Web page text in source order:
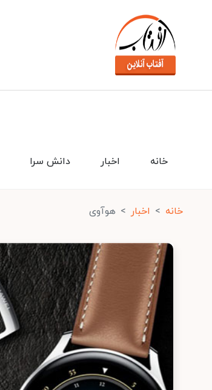
دانش سرا اخبار خانه
خانه اخبار هوآوی